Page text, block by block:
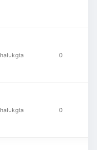
halukgta 0
halukgta 0